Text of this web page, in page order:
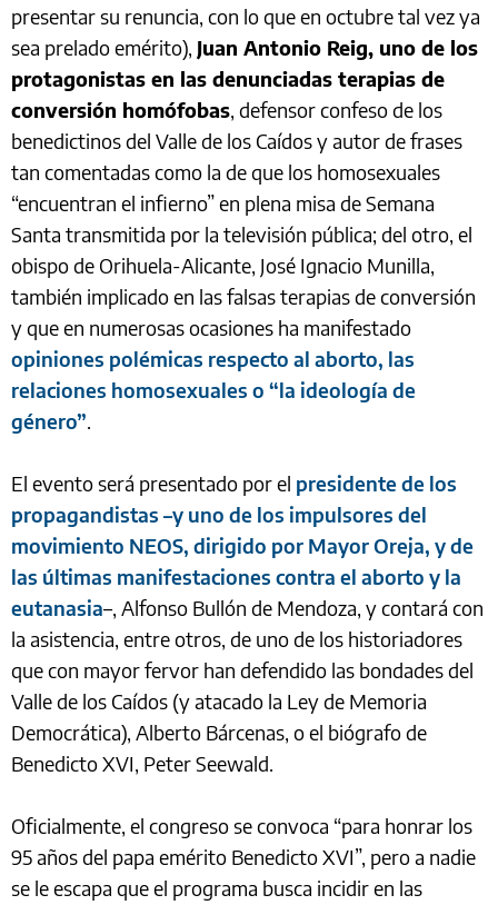
presentar su renuncia, con lo que en octubre tal vez ya
sea prelado emérito), Juan Antonio Reig, uno de los
protagonistas en las denunciadas terapias de
conversión homófobas, defensor confeso de los
benedictinos del Valle de los Caídos y autor de frases
tan comentadas como la de que los homosexuales
“encuentran el infierno” en plena misa de Semana
Santa transmitida por la televisión pública; del otro, el
obispo de Orihuela-Alicante, José Ignacio Munilla,
también implicado en las falsas terapias de conversión
y que en numerosas ocasiones ha manifestado
opiniones polémicas respecto al aborto, las
relaciones homosexuales o “la ideología de
género”.
El evento será presentado por el presidente de los
propagandistas –y uno de los impulsores del
movimiento NEOS, dirigido por Mayor Oreja, y de
las últimas manifestaciones contra el aborto y la
eutanasia–, Alfonso Bullón de Mendoza, y contará con
la asistencia, entre otros, de uno de los historiadores
que con mayor fervor han defendido las bondades del
Valle de los Caídos (y atacado la Ley de Memoria
Democrática), Alberto Bárcenas, o el biógrafo de
Benedicto XVI, Peter Seewald.
Oficialmente, el congreso se convoca “para honrar los
95 años del papa emérito Benedicto XVI”, pero a nadie
se le escapa que el programa busca incidir en las